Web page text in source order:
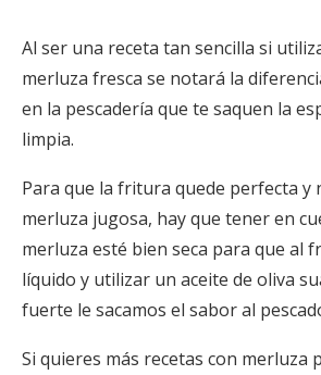
Al ser una receta tan sencilla si
merluza fresca se notará la
en la pescadería que te saquen la
limpia.
Para que la fritura quede perfecta y
merluza jugosa, hay que tener en
merluza esté bien seca para que al
líquido y utilizar un aceite de oliva
fuerte le sacamos el sabor al
Si quieres más recetas con merluza